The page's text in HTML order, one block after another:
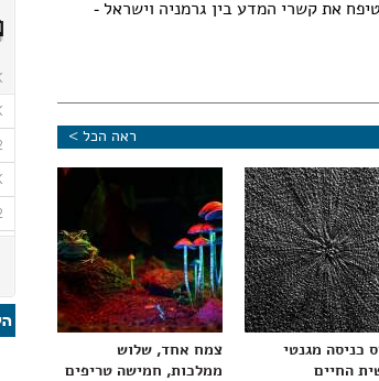
את קשרי המדע בין גרמניה וישראל -
ראה הכל >
כניסה מגנטי
החיים
צמח אחד, שלוש
ממלכות, חמישה טריפים